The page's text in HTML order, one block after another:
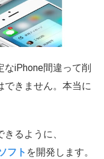
iPhone間違って削
できません。本当に
るように、
フト を開発します。